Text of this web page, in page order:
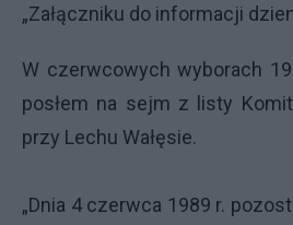
„Załączniku do informacji
W czerwcowych wyborach
posłem na sejm z listy
przy Lechu Wałęsie.
„Dnia 4 czerwca 1989 r.